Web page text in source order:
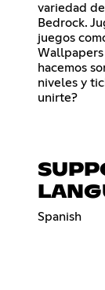
variedad
Bedrock.
juegos
Wallpapers
hacemos
niveles y
unirte?
Spanish